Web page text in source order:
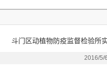
斗门区动植物防疫监督检验所
2016/5/